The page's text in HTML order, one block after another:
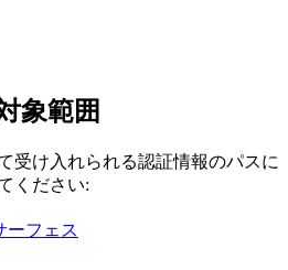
象範囲
受け入れられる認証情報のパスに
ください:
ーフェス